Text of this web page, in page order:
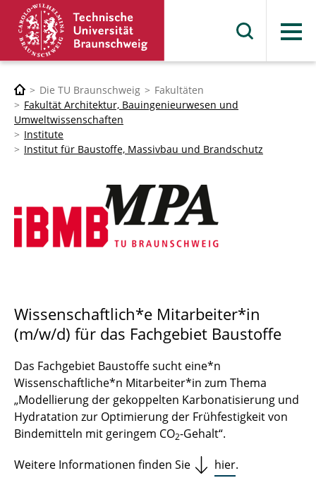
Menü
Die TU Braunschweig
Fakultäten
Fakultät Architektur, Bauingenieurwesen und
Umweltwissenschaften
Institute
Institut für Baustoffe, Massivbau und Brandschutz
Wissenschaftlich*e Mitarbeiter*in
(m/w/d) für das Fachgebiet Baustoffe
Das Fachgebiet Baustoffe sucht eine*n
Wissenschaftliche*n Mitarbeiter*in zum Thema
„Modellierung der gekoppelten Karbonatisierung und
Hydratation zur Optimierung der Frühfestigkeit von
Bindemitteln mit geringem CO2-Gehalt“.
Weitere Informationen finden Sie
hier.